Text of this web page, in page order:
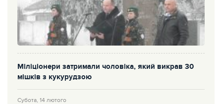
Міліціонери затримали чоловіка, який викрав 30
мішків з кукурудзою
Субота, 14 лютого